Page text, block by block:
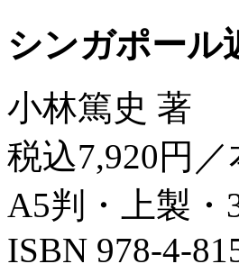
シンガポール
小林篤史 著
税込7,920円
A5判・上製・
ISBN 978-4-